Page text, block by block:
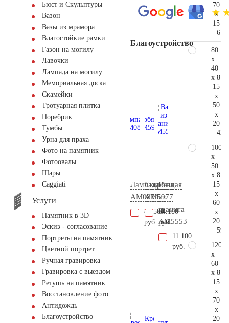
Бюст и Скульптуры
Вазон
Вазы из мрамора
Влагостойкие рамки
Газон на могилу
Лавочки
Лампада на могилу
Мемориальная доска
Скамейки
Тротуарная плитка
Поребрик
Тумбы
Урна для праха
Фото на памятник
Фотоовалы
Шары
Сaggiati
Услуги
Памятник в 3D
Эскиз - согласование
Портреты на памятник
Цветной портрет
Ручная гравировка
Гравировка с выездом
Ретушь на памятник
Восстановление фото
Антидождь
Благоустройство
Благоустройство
Лампада
AM0874
86.500
руб.
Скорбящая
AM5977
64.100
руб.
Ваза
из
гранита
AM5553
11.100
руб.
70
x
15
80
x
40
x 8
15
x
50
x
20
100
x
50
x 8
15
x
60
x
20
120
x
60
x 8
15
x
70
x
20